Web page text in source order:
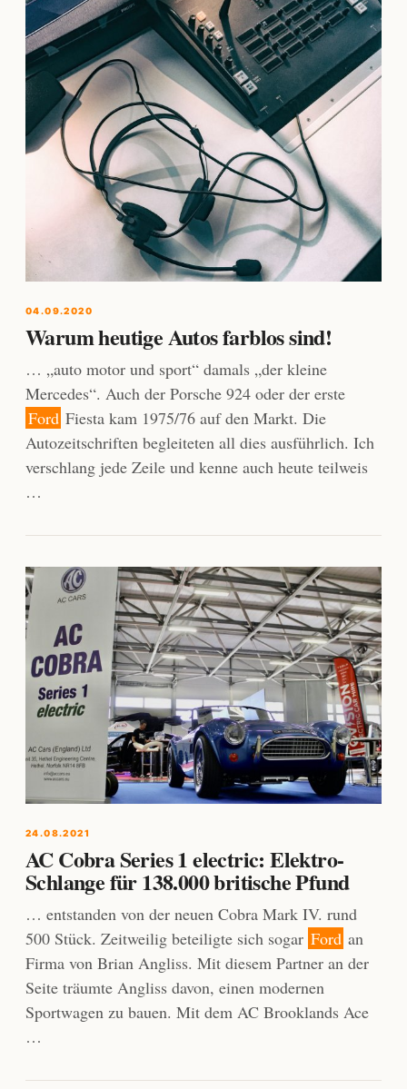
04.09.2020
Warum heutige Autos farblos sind!
… „auto motor und sport“ damals „der kleine
Mercedes“. Auch der Porsche 924 oder der erste
Ford Fiesta kam 1975/76 auf den Markt. Die
Autozeitschriften begleiteten all dies ausführlich. Ich
verschlang jede Zeile und kenne auch heute teilweis
…
24.08.2021
AC Cobra Series 1 electric: Elektro-
Schlange für 138.000 britische Pfund
… entstanden von der neuen Cobra Mark IV. rund
500 Stück. Zeitweilig beteiligte sich sogar Ford an
Firma von Brian Angliss. Mit diesem Partner an der
Seite träumte Angliss davon, einen modernen
Sportwagen zu bauen. Mit dem AC Brooklands Ace
…